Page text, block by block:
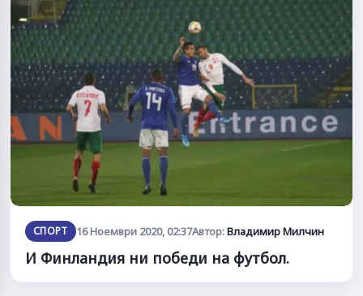
СПОРТ 16 Ноември 2020, 02:37Автор:Владимир Милчин
И Финландия ни победи на футбол.